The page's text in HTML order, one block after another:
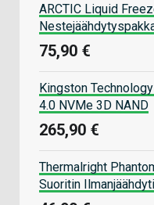
ARCTIC Liquid
75,90 €
Kingston
4.0 NVMe 3D NAND
265,90 €
Thermalright
Suoritin